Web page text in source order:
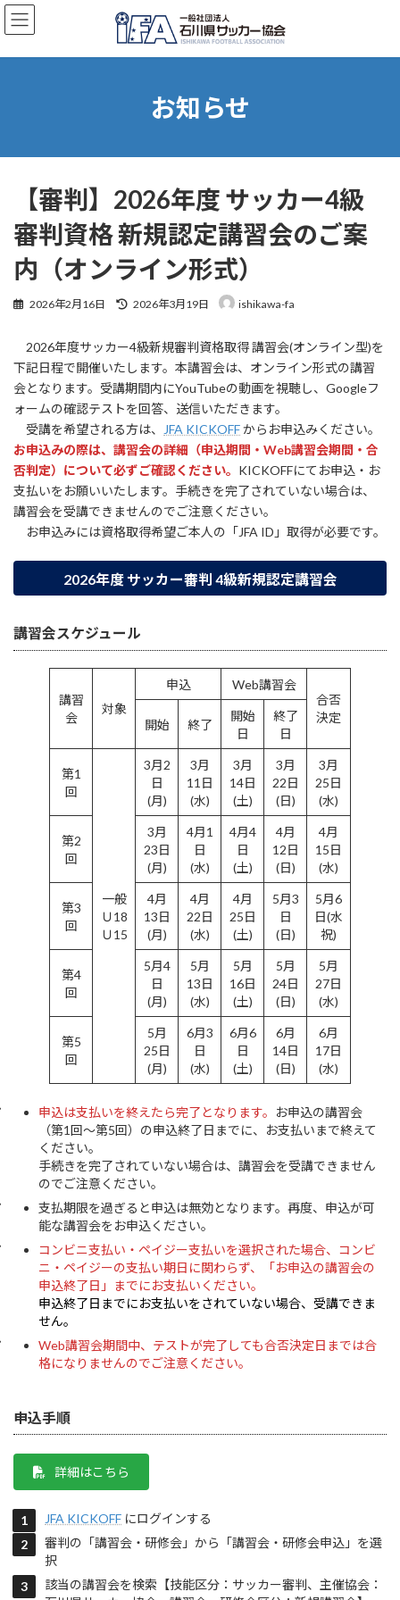
コ
ン
ン
ナ
ビ
ー
お知らせ
【審判】2026年度 サッカー4級
審判資格 新規認定講習会のご案
内（オンライン形式）
2026年2月16日
最
新
日
時
:
2026年3月19日 ishikawa-fa
2026年度サッカー4級新規審判資格取得 講習会(オンライン型)を
下記日程で開催いたします。本講習会は、オンライン形式の講習
会となります。受講期間内にYouTubeの動画を視聴し、Googleフ
ォームの確認テストを回答、送信いただきます。
受講を希望される方は、
JFA KICKOFFからお申込みください。
お申込みの際は、講習会の詳細（申込期間・Web講習会期間・合
否判定）について必ずご確認ください。 KICKOFFにてお申込・お
支払いをお願いいたします。手続きを完了されていない場合は、
講習会を受講できませんのでご注意ください。
お申込みには資格取得希望ご本人の「JFA ID」取得が必要です。
2026年度 サッカー審判 4級新規認定講習会
講習会スケジュール
講習
会
対象
申込
Web講習会
合否
決定
開始 終了
開始
日
終了
日
第1
回
一般
Ｕ18
Ｕ15
3月2
日
(月)
3月
11日
(水)
3月
14日
(土)
3月
22日
(日)
3月
25日
(水)
第2
回
3月
23日
(月)
4月1
日
(水)
4月4
日
(土)
4月
12日
(日)
4月
15日
(水)
第3
回
4月
13日
(月)
4月
22日
(水)
4月
25日
(土)
5月3
日
(日)
5月6
日(水
祝)
第4
回
5月4
日
(月)
5月
13日
(水)
5月
16日
(土)
5月
24日
(日)
5月
27日
(水)
第5
回
5月
25日
(月)
6月3
日
(水)
6月6
日
(土)
6月
14日
(日)
6月
17日
(水)
申込は支払いを終えたら完了となります。
お申込の講習会
（第1回～第5回）の申込終了日までに、お支払いまで終えて
ください。
手続きを完了されていない場合は、講習会を受講できません
のでご注意ください。
支払期限を過ぎると申込は無効となります。再度、申込が可
能な講習会をお申込ください。
コンビニ支払い・ペイジー支払いを選択された場合、コンビ
ニ・ペイジーの支払い期日に関わらず、「お申込の講習会の
申込終了日」までにお支払いください。
申込終了日までにお支払いをされていない場合、受講できま
せん。
Web講習会期間中、テストが完了しても合否決定日までは合
格になりませんのでご注意ください。
申込手順
詳細はこちら
JFA KICKOFF にログインする
審判の「講習会・研修会」から「講習会・研修会申込」を選
択
該当の講習会を検索【技能区分：サッカー審判、主催協会：